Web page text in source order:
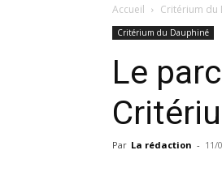
Accueil Critérium du
Critérium du Dauphiné
Le
Par La rédaction - 11/